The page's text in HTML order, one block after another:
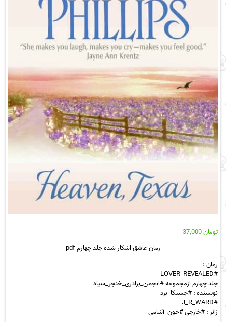
تومان37,000
رمان عاشق اشکار شده جلد چهارم pdf
رمان :
#LOVER_REVEALED
جلد چها‌رم ازمجموعه #انجمن_برادری_خنجر_سیاه
نویسنده : #جسیکا_برد
#J_R_WARD
ژانر : #خارجی #خون_آشامی